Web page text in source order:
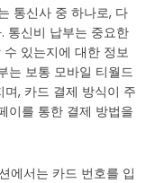
통신사 중 하나로, 다
통신비 납부는 중요한
있는지에 대한 정보
는 보통 모바일 티월드
, 카드 결제 방식이 주
이를 통한 결제 방법을
에서는 카드 번호를 입